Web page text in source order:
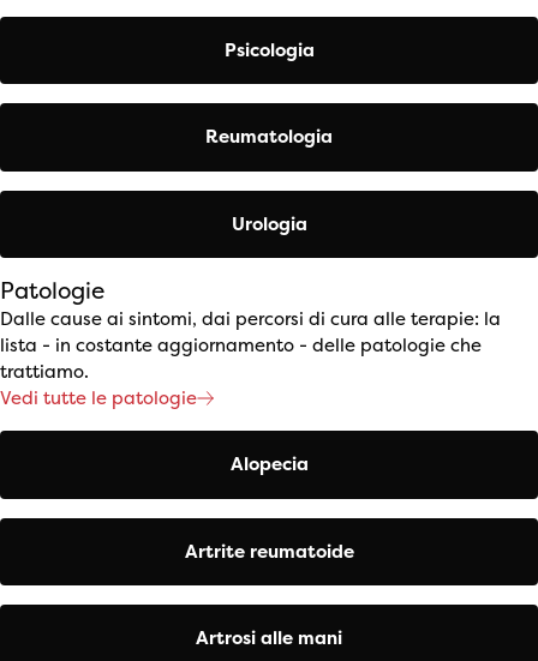
Psicologia
Reumatologia
Urologia
Patologie
Dalle cause ai sintomi, dai percorsi di cura alle terapie: la
lista - in costante aggiornamento - delle patologie che
trattiamo.
Vedi tutte le patologie
Alopecia
Artrite reumatoide
Artrosi alle mani